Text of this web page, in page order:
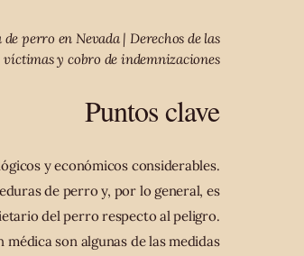
perro en Nevada | Derechos de las
víctimas y cobro de indemnizaciones
Puntos clave
y económicos considerables.
de perro y, por lo general, es
del perro respecto al peligro.
son algunas de las medidas